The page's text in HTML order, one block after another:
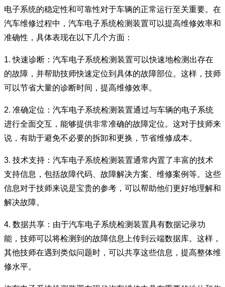
电子系统的稳定性和可靠性对于车辆的正常运行至关重要。在
汽车维修过程中，汽车电子系统检测装置可以提高维修效率和
准确性，具体表现在以下几个方面：
1. 快速诊断：汽车电子系统检测装置可以快速地检测出存在
的故障，并帮助技师快速定位到具体的故障部位。这样，技师
可以节省大量的诊断时间，提高维修效率。
2. 准确定位：汽车电子系统检测装置通过与车辆的电子系统
进行全面交互，能够提供非常准确的故障定位。这对于技师来
说，有助于避免不必要的拆卸和更换，节省维修成本。
3. 技术支持：汽车电子系统检测装置通常内置了丰富的技术
支持信息，包括故障代码、故障解决方案、维修案例等。这些
信息对于技师来说是宝贵的参考，可以帮助他们更好地理解和
解决故障。
4. 数据共享：由于汽车电子系统检测装置具有数据记录功
能，技师可以将检测到的故障信息上传到云端数据库。这样，
其他技师在遇到类似问题时，可以共享这些信息，提高整体维
修水平。